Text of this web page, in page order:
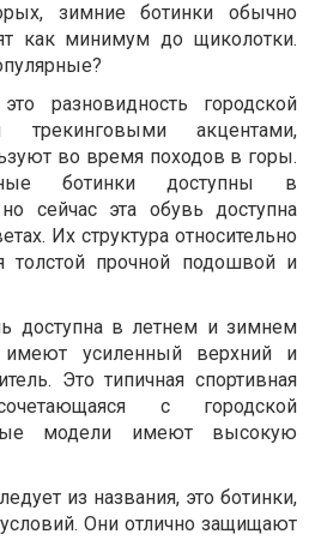
зимние ботинки обычно
как минимум до щиколотки.
разновидность городской
трекинговыми акцентами,
во время походов в горы.
ботинки доступны в
сейчас эта обувь доступна
Их структура относительно
толстой прочной подошвой и
доступна в летнем и зимнем
имеют усиленный верхний и
Это типичная спортивная
с городской
модели имеют высокую
из названия, это ботинки,
Они отлично защищают